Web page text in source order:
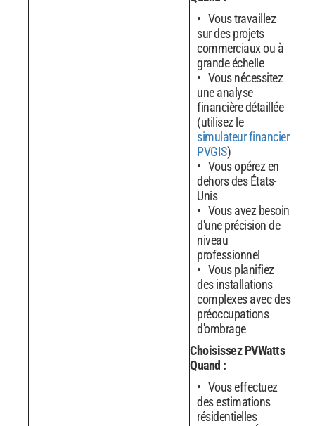
Vous travaillez
sur des projets
commerciaux ou à
grande échelle
Vous nécessitez
une analyse
financière détaillée
(utilisez le
simulateur financier
PVGIS)
Vous opérez en
dehors des États-
Unis
Vous avez besoin
d'une précision de
niveau
professionnel
Vous planifiez
des installations
complexes avec des
préoccupations
d'ombrage
Choisissez PVWatts
Quand :
Vous effectuez
des estimations
résidentielles